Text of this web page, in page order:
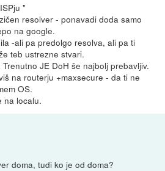
"
resolver - ponavadi doda samo
na google.
-ali pa predolgo resolva, ali pa ti
teb ustrezne stvari.
JE DoH še najbolj prebavljiv.
na routerju +maxsecure - da ti ne
OS.
na localu.
doma, tudi ko je od doma?